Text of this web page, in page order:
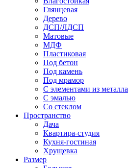
Глянцевая
Дерево
ДСП/ЛДСП
Матовые
МДФ
Пластиковая
Под бетон
Под камень
Под мрамор
С элементами из металла
С эмалью
Со стеклом
Пространство
Дача
Квартира-студия
Кухня-гостиная
Хрущевка
Размер